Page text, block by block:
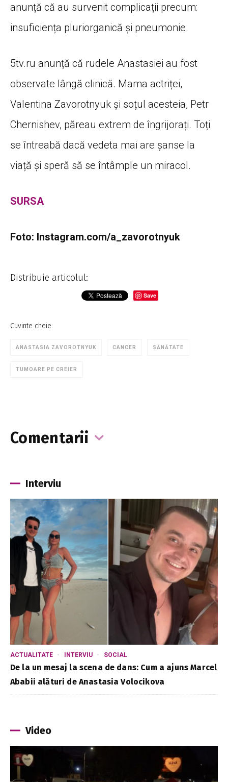
anunță că au survenit complicații precum:
insuficiența pluriorganică și pneumonie.
5tv.ru anunță că rudele Anastasiei au fost
observate lângă clinică. Mama actriței,
Valentina Zavorotnyuk și soțul acesteia, Petr
Chernishev, păreau extrem de îngrijorați. Toți
se întreabă dacă vedeta mai are șanse la
viață și speră să se întâmple un miracol.
SURSA
Foto: Instagram.com/a_zavorotnyuk
Distribuie articolul:
Save
Cuvinte cheie:
ANASTASIA ZAVOROTNYUK CANCER SĂNĂTATE
TUMOARE PE CREIER
Comentarii
Interviu
ACTUALITATE INTERVIU SOCIAL
De la un mesaj la scena de dans: Cum a ajuns Marcel
Ababii alături de Anastasia Volocikova
Video